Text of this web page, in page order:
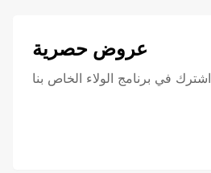
عروض حصرية
اشترك في برنامج الولاء الخاص بنا